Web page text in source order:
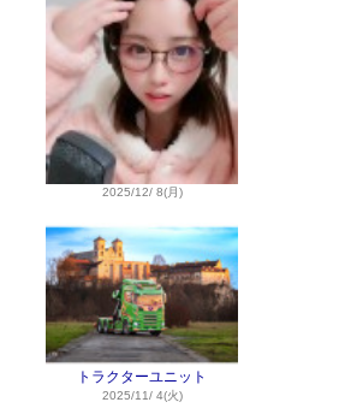
2025/12/ 8(月)
トラクターユニット
2025/11/ 4(火)